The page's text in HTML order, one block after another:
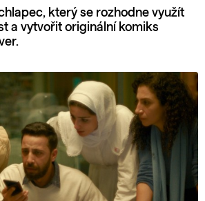
který se rozhodne využít
a vytvořit originální komiks